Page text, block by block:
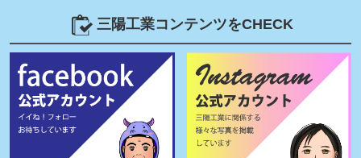
三陽工業コンテンツをCHECK